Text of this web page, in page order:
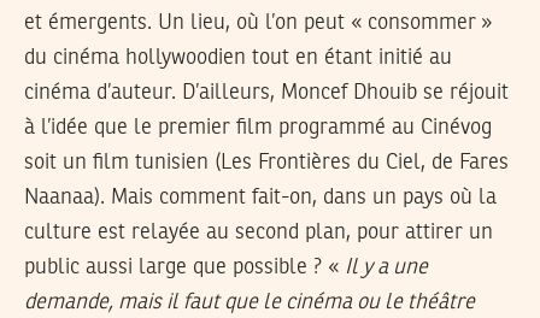
et émergents. Un lieu, où l’on peut « consommer »
du cinéma hollywoodien tout en étant initié au
cinéma d’auteur. D’ailleurs, Moncef Dhouib se réjouit
à l’idée que le premier film programmé au Cinévog
soit un film tunisien (Les Frontières du Ciel, de Fares
Naanaa). Mais comment fait-on, dans un pays où la
culture est relayée au second plan, pour attirer un
public aussi large que possible ? « Il y a une
demande, mais il faut que le cinéma ou le théâtre